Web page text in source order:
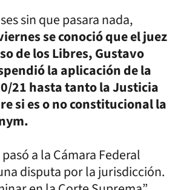
sin que pasara nada,
se conoció que el juez
de los Libres, Gustavo
la aplicación de la
21 hasta tanto la Justicia
si es o no constitucional la
a la Cámara Federal
disputa por la jurisdicción.